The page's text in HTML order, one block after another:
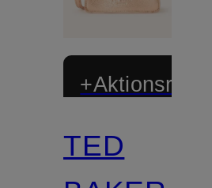
+Aktionsrabatt
TED